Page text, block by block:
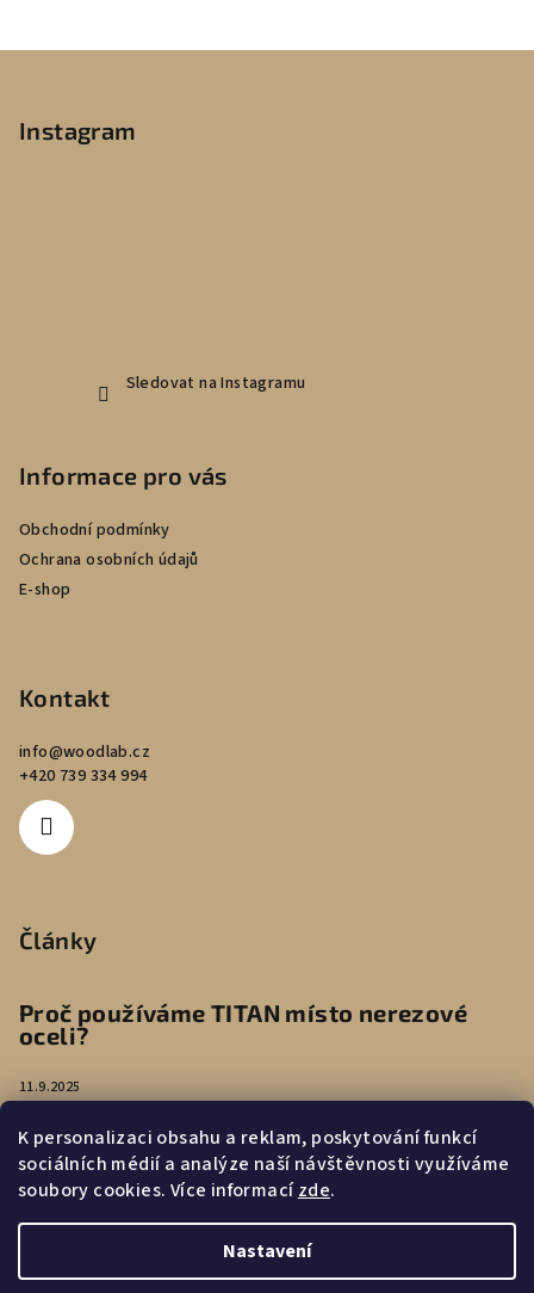
K personalizaci obsahu a reklam, poskytování funkcí
sociálních médií a analýze naší návštěvnosti využíváme
soubory cookies. Více informacízde.
Nastavení
Instagram
Sledovat na Instagramu
Informace pro vás
Obchodní podmínky
Ochrana osobních údajů
E-shop
Kontakt
info@woodlab.cz
+420 739 334 994
Články
Proč používáme TITAN místo nerezové
oceli?
11.9.2025
Péče o náušnice